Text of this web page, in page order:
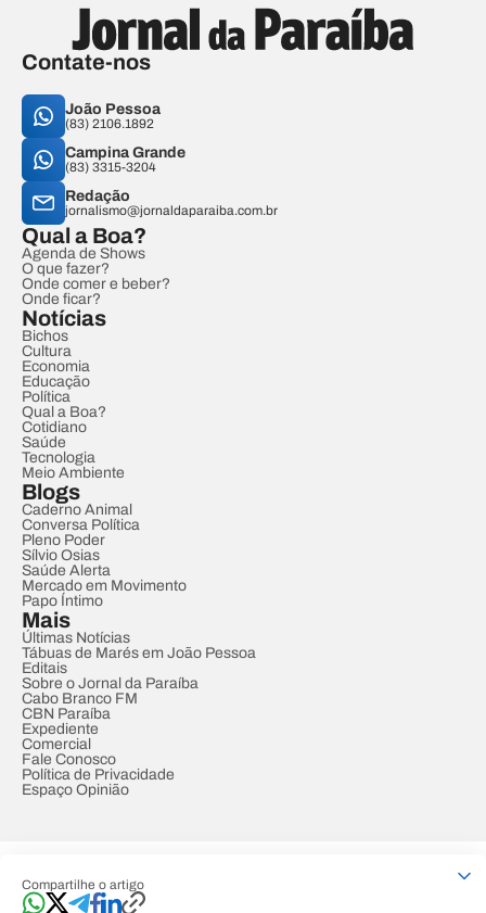
Compartilhe o artigo
Contate-nos
João Pessoa
(83) 2106.1892
Campina Grande
(83) 3315-3204
Redação
jornalismo@jornaldaparaiba.com.br
Qual a Boa?
Agenda de Shows
O que fazer?
Onde comer e beber?
Onde ficar?
Notícias
Bichos
Cultura
Economia
Educação
Política
Qual a Boa?
Cotidiano
Saúde
Tecnologia
Meio Ambiente
Blogs
Caderno Animal
Conversa Política
Pleno Poder
Sílvio Osias
Saúde Alerta
Mercado em Movimento
Papo Íntimo
Mais
Últimas Notícias
Tábuas de Marés em João Pessoa
Editais
Sobre o Jornal da Paraíba
Cabo Branco FM
CBN Paraíba
Expediente
Comercial
Fale Conosco
Política de Privacidade
Espaço Opinião
Developed by Designed by